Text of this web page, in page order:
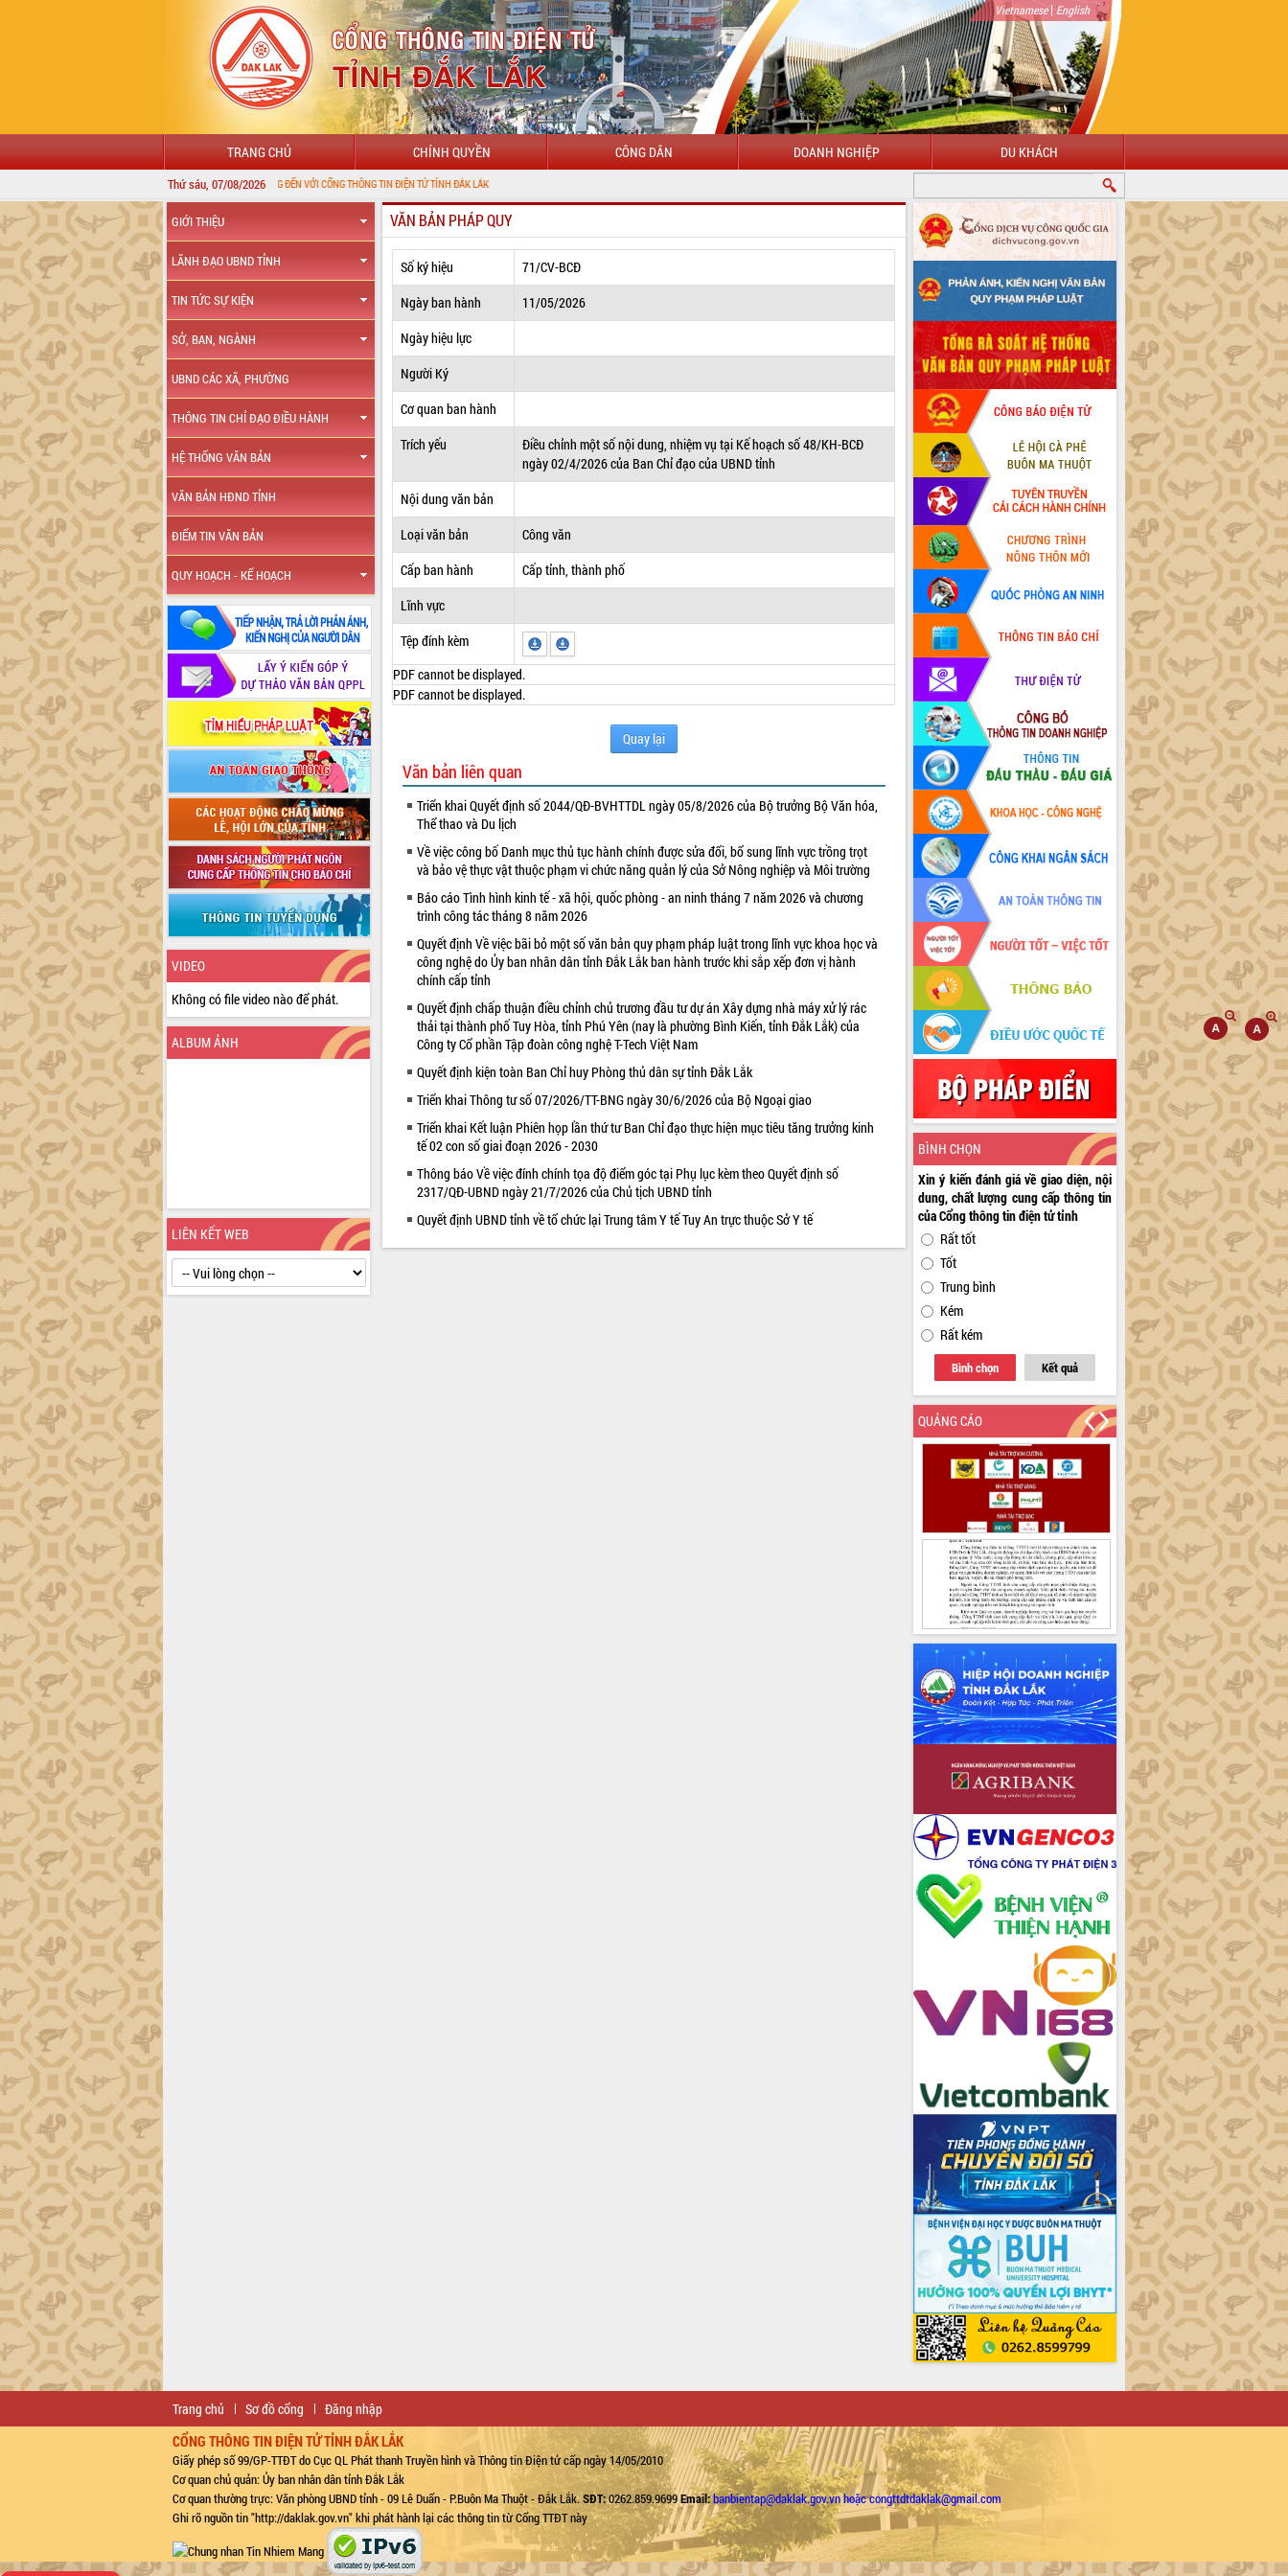
Vietnamese| English
TRANG CHỦ CHÍNH QUYỀN CÔNG DÂN DOANH NGHIỆP DU KHÁCH
Thứ sáu, 07/08/2026
CHÀO MỪNG ĐẾN VỚI CỔNG THÔNG TIN ĐIỆN TỬ TỈNH ĐẮK LẮK
GIỚI THIỆU
LÃNH ĐẠO UBND TỈNH
TIN TỨC SỰ KIỆN
SỞ, BAN, NGÀNH
UBND CÁC XÃ, PHƯỜNG
THÔNG TIN CHỈ ĐẠO ĐIỀU HÀNH
HỆ THỐNG VĂN BẢN
VĂN BẢN HĐND TỈNH
ĐIỂM TIN VĂN BẢN
QUY HOẠCH - KẾ HOẠCH
VIDEO
Không có file video nào để phát.
ALBUM ẢNH
LIÊN KẾT WEB
VĂN BẢN PHÁP QUY
Số ký hiệu
71/CV-BCĐ
Ngày ban hành
11/05/2026
Ngày hiệu lực
Người Ký
Cơ quan ban hành
Trích yếu
Điều chỉnh một số nội dung, nhiệm vụ tại Kế hoạch số 48/KH-BCĐ
ngày 02/4/2026 của Ban Chỉ đạo của UBND tỉnh
Nội dung văn bản
Loại văn bản
Công văn
Cấp ban hành
Cấp tỉnh, thành phố
Lĩnh vực
Tệp đính kèm
PDF cannot be displayed.
PDF cannot be displayed.
Quay lại
Văn bản liên quan
Triển khai Quyết định số 2044/QĐ-BVHTTDL ngày 05/8/2026 của Bộ trưởng Bộ Văn hóa,
Thể thao và Du lịch
Về việc công bố Danh mục thủ tục hành chính được sửa đổi, bổ sung lĩnh vực trồng trọt
và bảo vệ thực vật thuộc phạm vi chức năng quản lý của Sở Nông nghiệp và Môi trường
Báo cáo Tình hình kinh tế - xã hội, quốc phòng - an ninh tháng 7 năm 2026 và chương
trình công tác tháng 8 năm 2026
Quyết định Về việc bãi bỏ một số văn bản quy phạm pháp luật trong lĩnh vực khoa học và
công nghệ do Ủy ban nhân dân tỉnh Đắk Lắk ban hành trước khi sắp xếp đơn vị hành
chính cấp tỉnh
Quyết định chấp thuận điều chỉnh chủ trương đầu tư dự án Xây dựng nhà máy xử lý rác
thải tại thành phố Tuy Hòa, tỉnh Phú Yên (nay là phường Bình Kiến, tỉnh Đắk Lắk) của
Công ty Cổ phần Tập đoàn công nghệ T-Tech Việt Nam
Quyết định kiện toàn Ban Chỉ huy Phòng thủ dân sự tỉnh Đắk Lắk
Triển khai Thông tư số 07/2026/TT-BNG ngày 30/6/2026 của Bộ Ngoại giao
Triển khai Kết luận Phiên họp lần thứ tư Ban Chỉ đạo thực hiện mục tiêu tăng trưởng kinh
tế 02 con số giai đoạn 2026 - 2030
Thông báo Về việc đính chính tọa độ điểm góc tại Phụ lục kèm theo Quyết định số
2317/QĐ-UBND ngày 21/7/2026 của Chủ tịch UBND tỉnh
Quyết định UBND tỉnh về tổ chức lại Trung tâm Y tế Tuy An trực thuộc Sở Y tế
BÌNH CHỌN
Xin ý kiến đánh giá về giao diện, nội
dung, chất lượng cung cấp thông tin
của Cổng thông tin điện tử tỉnh
Rất tốt
Tốt
Trung bình
Kém
Rất kém
Bình chọn Kết quả
QUẢNG CÁO
Trang chủ Sơ đồ cổng Đăng nhập
CỔNG THÔNG TIN ĐIỆN TỬ TỈNH ĐẮK LẮK
Giấy phép số 99/GP-TTĐT do Cục QL Phát thanh Truyền hình và Thông tin Điện tử cấp ngày 14/05/2010
Cơ quan chủ quản: Ủy ban nhân dân tỉnh Đắk Lắk
Cơ quan thường trực: Văn phòng UBND tỉnh - 09 Lê Duẩn - P.Buôn Ma Thuột - Đắk Lắk.SĐT:0262.859.9699Email:banbientap@daklak.gov.vn hoặc congttdtdaklak@gmail.com
Ghi rõ nguồn tin "http://daklak.gov.vn" khi phát hành lại các thông tin từ Cổng TTĐT này